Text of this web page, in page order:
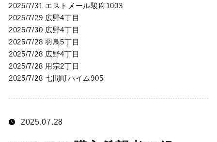
2025/7/31 エストメール駿府1003
2025/7/29 広野4丁目
2025/7/30 広野4丁目
2025/7/28 羽鳥5丁目
2025/7/28 広野4丁目
2025/7/28 用宗2丁目
2025/7/28 七間町ハイム905
2025.07.28